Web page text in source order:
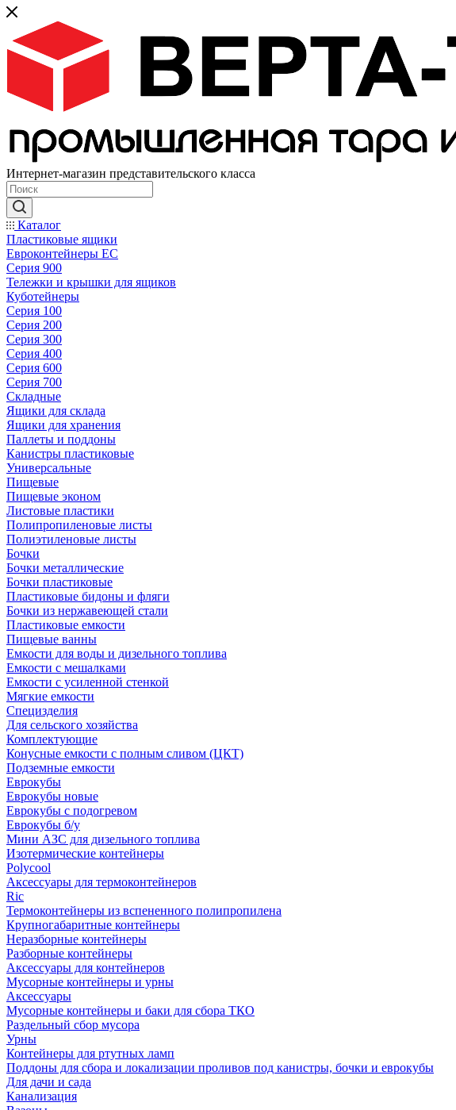
Интернет-магазин представительского класса
Каталог
Пластиковые ящики
Евроконтейнеры ЕС
Серия 900
Тележки и крышки для ящиков
Куботейнеры
Серия 100
Серия 200
Серия 300
Серия 400
Серия 600
Серия 700
Складные
Ящики для склада
Ящики для хранения
Паллеты и поддоны
Канистры пластиковые
Универсальные
Пищевые
Пищевые эконом
Листовые пластики
Полипропиленовые листы
Полиэтиленовые листы
Бочки
Бочки металлические
Бочки пластиковые
Пластиковые бидоны и фляги
Бочки из нержавеющей стали
Пластиковые емкости
Пищевые ванны
Емкости для воды и дизельного топлива
Емкости с мешалками
Емкости с усиленной стенкой
Мягкие емкости
Специзделия
Для сельского хозяйства
Комплектующие
Конусные емкости с полным сливом (ЦКТ)
Подземные емкости
Еврокубы
Еврокубы новые
Еврокубы с подогревом
Еврокубы б/у
Мини АЗС для дизельного топлива
Изотермические контейнеры
Polycool
Аксессуары для термоконтейнеров
Ric
Термоконтейнеры из вспененного полипропилена
Крупногабаритные контейнеры
Неразборные контейнеры
Разборные контейнеры
Аксессуары для контейнеров
Мусорные контейнеры и урны
Аксессуары
Мусорные контейнеры и баки для сбора ТКО
Раздельный сбор мусора
Урны
Контейнеры для ртутных ламп
Поддоны для сбора и локализации проливов под канистры, бочки и еврокубы
Для дачи и сада
Канализация